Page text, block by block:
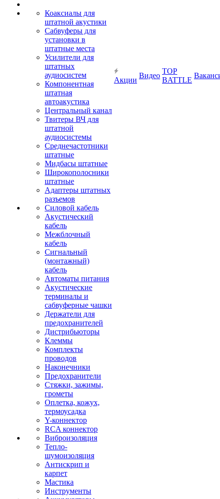
Коаксиалы для
штатной акустики
Сабвуферы для
установки в
штатные места
Усилители для
штатных
аудиосистем
Компонентная
штатная
автоакустика
Центральный канал
Твитеры ВЧ для
штатной
аудиосистемы
Среднечастотники
штатные
Мидбасы штатные
Широкополосники
штатные
Адаптеры штатных
разъемов
Силовой кабель
Акустический
кабель
Межблочный
кабель
Сигнальный
(монтажный)
кабель
Автоматы питания
Акустические
терминалы и
сабвуферные чашки
Держатели для
предохранителей
Дистрибьюторы
Клеммы
Комплекты
проводов
Наконечники
Предохранители
Стяжки, зажимы,
грометы
Оплетка, кожух,
термоусадка
Y-коннектор
RCA коннектор
Виброизоляция
Тепло-
шумоизоляция
Антискрип и
карпет
Мастика
Инструменты
Акции
Видео
TOP
BATTLE